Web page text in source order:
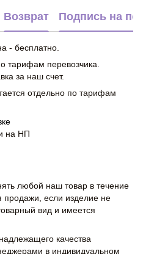
Возврат Подпись на
- бесплатно.
тарифам перевозчика.
за наш счет.
отдельно по тарифам
на НП
любой наш товар в течение
продажи, если изделие не
вид и имеется
качества
в индивидуальном